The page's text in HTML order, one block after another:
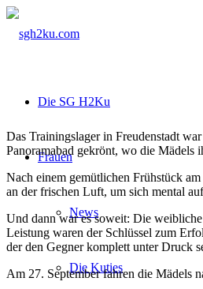
Die SG H2Ku
Frauen
News
Die Kuties
Das Trainingslager in Freudenstadt
Panoramabad gekrönt, wo die Mädels
Nach einem gemütlichen Frühstück
an der frischen Luft, um sich mental
Und dann war es soweit: Die
Leistung waren der Schlüssel zum
der den Gegner komplett unter Druck
Am 27. September fahren die Mädels